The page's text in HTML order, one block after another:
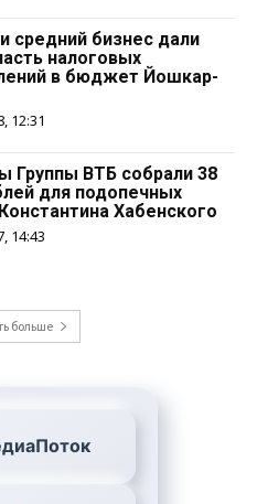
средний бизнес дали
налоговых
в бюджет Йошкар-
12:31
Группы ВТБ собрали 38
для подопечных
Хабенского
14:43
больше